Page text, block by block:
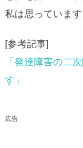
私は思っています
[参考記事]
「発達障害の二
す」
広告